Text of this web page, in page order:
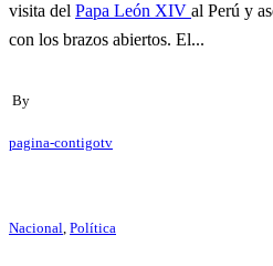
visita del Papa León XIV al Perú y
con los brazos abiertos. El...
By
pagina-contigotv
Nacional, Política